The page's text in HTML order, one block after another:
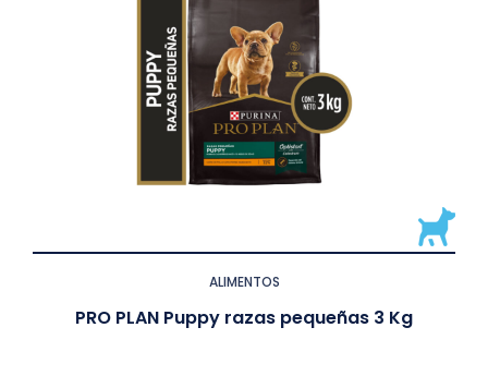
ALIMENTOS
PRO PLAN Puppy razas pequeñas 3 Kg